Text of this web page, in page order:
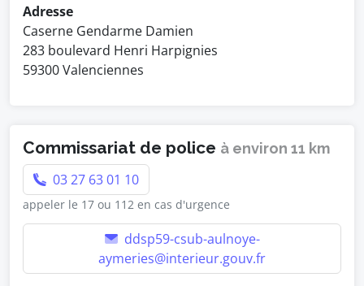
Adresse
Caserne Gendarme Damien
283 boulevard Henri Harpignies
59300 Valenciennes
Commissariat de police à environ 11 km
03 27 63 01 10
appeler le 17 ou 112 en cas d'urgence
ddsp59-csub-aulnoye-
aymeries@interieur.gouv.fr